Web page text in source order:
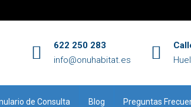
622 250 283
info@onuhabitat.es
de Consulta Blog Preguntas